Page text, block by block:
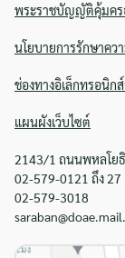
พระราชบัญญัติคุ้มคร
นโยบายการรักษาคว
ช่องทางอิเล็กทรอนิก
แผนผังเว็บไซต์
2143/1 ถนนพหลโยธิ
02-579-0121 ถึง 27
02-579-3018